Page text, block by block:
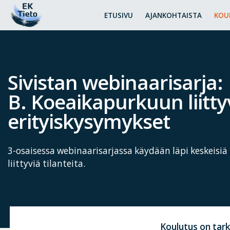
ETUSIVU AJANKOHTAISTA
Sivistan webinaarisarja:
B. Koeaikapurkuun
erityiskysymykset
3-osaisessa webinaarisarjassa käydään läpi
liittyviä tilanteita.
Koulutus on